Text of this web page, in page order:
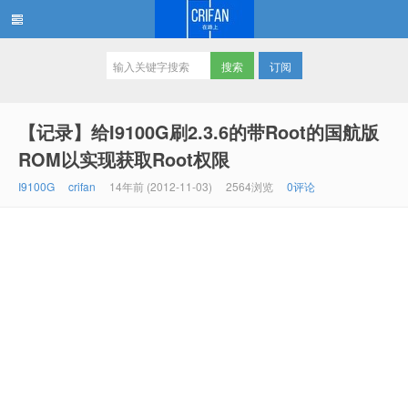
订阅
【记录】给I9100G刷2.3.6的带Root的国航版
ROM以实现获取Root权限
I9100G crifan 14年前 (2012-11-03) 2564浏览 0评论